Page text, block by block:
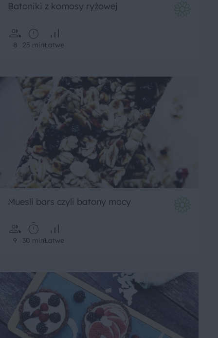
Batoniki z komosy ryżowej
8 25 minŁatwe
Muesli bars czyli batony mocy
9 30 minŁatwe